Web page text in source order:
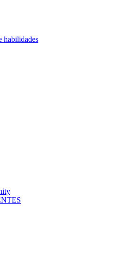
multijugador
habilidades